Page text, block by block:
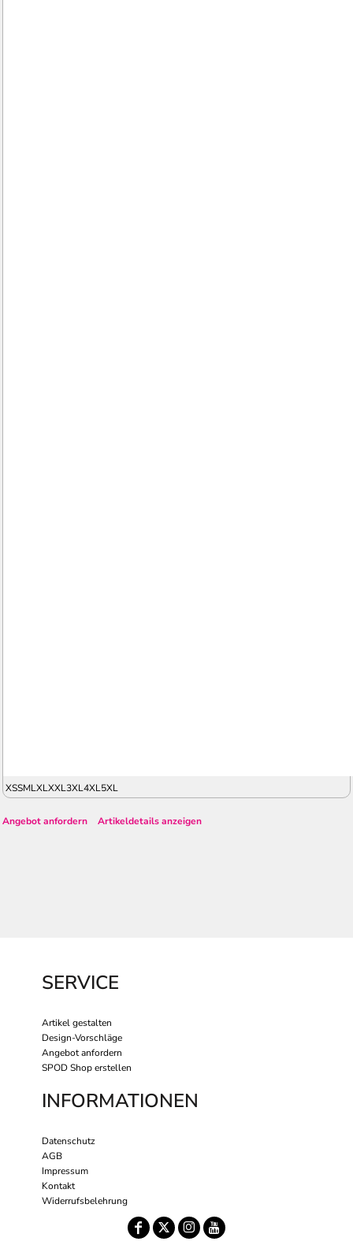
XSSMLXLXXL3XL4XL5XL
Angebot anfordern Artikeldetails anzeigen
SERVICE
Artikel gestalten
Design-Vorschläge
Angebot anfordern
SPOD Shop erstellen
INFORMATIONEN
Datenschutz
AGB
Impressum
Kontakt
Widerrufsbelehrung